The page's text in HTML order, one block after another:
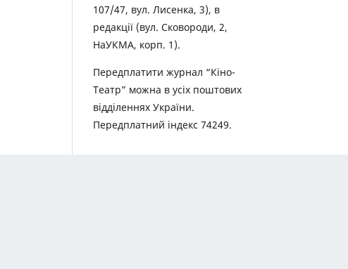
107/47, вул. Лисенка, 3), в
редакції (вул. Сковороди, 2,
НаУКМА, корп. 1).
Передплатити журнал “Кіно-
Театр” можна в усіх поштових
відділеннях України.
Передплатний індекс 74249.